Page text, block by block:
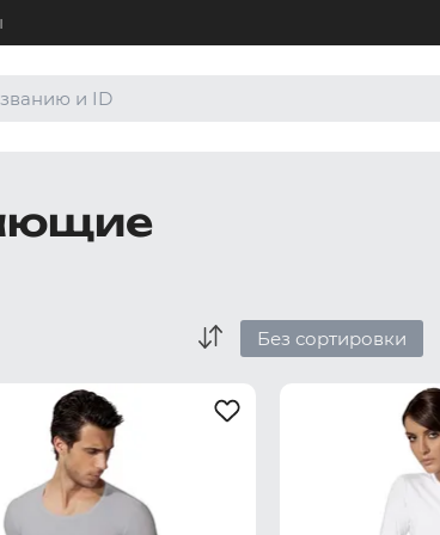
Без сортировки